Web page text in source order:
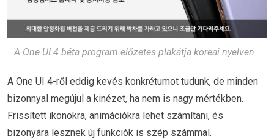
A One UI 4 béta program előzetes plakátja koreai nyelven
A One UI 4-ről eddig kevés konkrétumot tudunk, de minden
bizonnyal megújul a kinézet, ha nem is nagy mértékben.
Frissített ikonokra, animációkra lehet számítani, és
bizonyára lesznek új funkciók is szép számmal.